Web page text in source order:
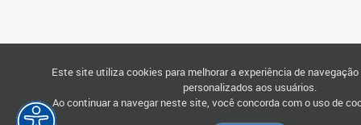
Este site utiliza cookies para melhorar a experiência de
personalizados aos usuários.
Ao continuar a navegar neste site, você concorda com o uso de